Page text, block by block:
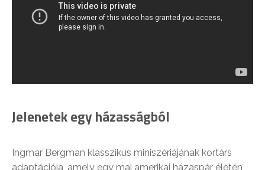
Jelenetek egy házasságból
Ingmar Bergman klasszikus miniszériájának kortárs
adaptációja, amely egy mai amerikai házaspár életén